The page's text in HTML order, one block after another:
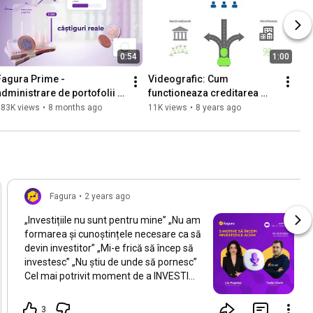
0:54
Prime -
de portofolii
investitii
views • 8 months ago
1:00
Videografic: Cum
functioneaza creditarea
directa, de la om la om?
11K views • 8 years ago
Fagura • 2 years ago
„Investițiile nu sunt pentru mine” „Nu am
formarea și cunoștințele necesare ca să
devin investitor” „Mi-e frică să încep să
investesc” „Nu știu de unde să pornesc”
Cel mai potrivit moment de a INVESTI
Tudor Darie, CEO Fagura și Lia Pogolșa,
3